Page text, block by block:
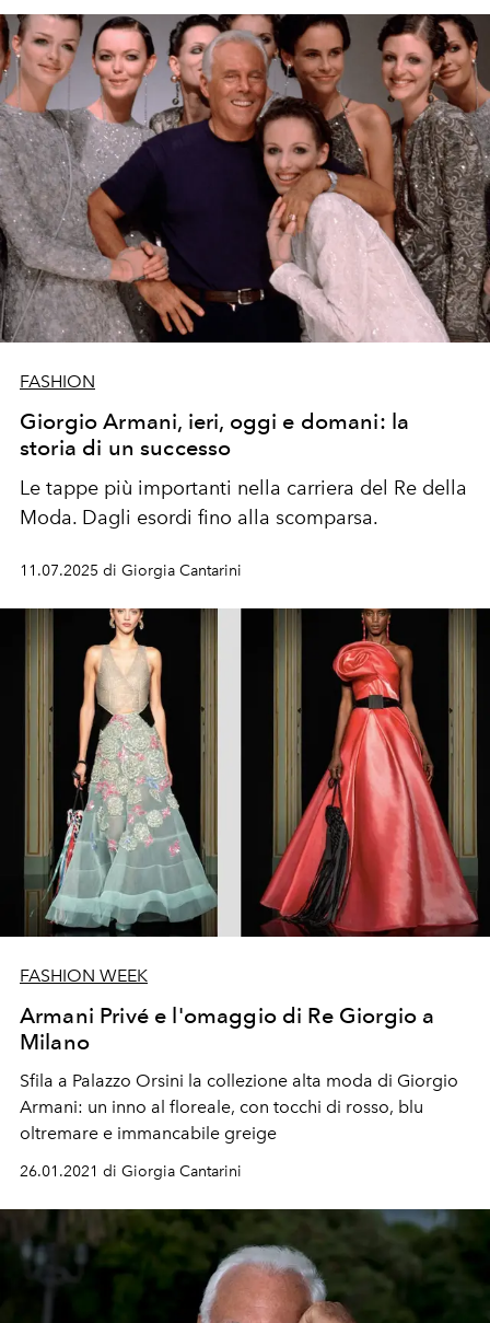
FASHION
Giorgio Armani, ieri, oggi e domani: la
storia di un successo
Le tappe più importanti nella carriera del Re della
Moda. Dagli esordi fino alla scomparsa.
11.07.2025 di Giorgia Cantarini
FASHION WEEK
Armani Privé e l'omaggio di Re Giorgio a
Milano
Sfila a Palazzo Orsini la collezione alta moda di Giorgio
Armani: un inno al floreale, con tocchi di rosso, blu
oltremare e immancabile greige
26.01.2021 di Giorgia Cantarini